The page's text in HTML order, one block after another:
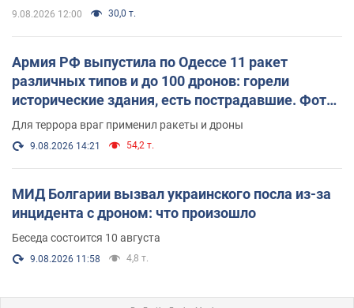
9.08.2026 12:00 30,0 т.
Армия РФ выпустила по Одессе 11 ракет
различных типов и до 100 дронов: горели
исторические здания, есть пострадавшие. Фото
и видео
Для террора враг применил ракеты и дроны
9.08.2026 14:21 54,2 т.
МИД Болгарии вызвал украинского посла из-за
инцидента с дроном: что произошло
Беседа состоится 10 августа
9.08.2026 11:58 4,8 т.